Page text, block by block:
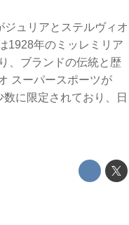
ュリアとステルヴィオ
1928年のミッレミリア
、ブランドの伝統と歴
スーパースポーツが
に限定されており、日